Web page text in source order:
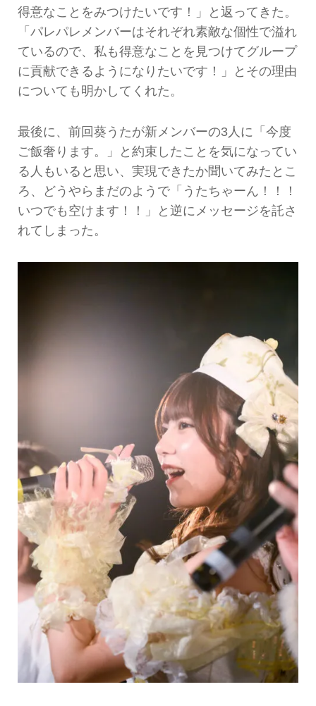
得意なことをみつけたいです！」と返ってきた。
「パレパレメンバーはそれぞれ素敵な個性で溢れ
ているので、私も得意なことを見つけてグループ
に貢献できるようになりたいです！」とその理由
についても明かしてくれた。
最後に、前回葵うたが新メンバーの3人に「今度
ご飯奢ります。」と約束したことを気になってい
る人もいると思い、実現できたか聞いてみたとこ
ろ、どうやらまだのようで「うたちゃーん！！！
いつでも空けます！！」と逆にメッセージを託さ
れてしまった。